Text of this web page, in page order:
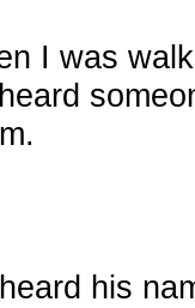
I was
heard his